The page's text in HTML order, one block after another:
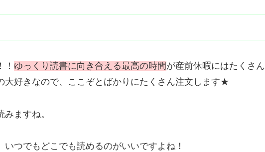
ゆっくり読書に向き合える最高の時間が産前休暇にはたくさん
大好きなので、ここぞとばかりにたくさん注文します★
ますね。
つでもどこでも読めるのがいいですよね！